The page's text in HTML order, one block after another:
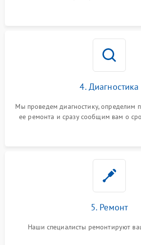
4. Диагностика
Мы проведем диагностику, определим
ее ремонта и сразу сообщим вам о
5. Ремонт
Наши специалисты ремонтируют